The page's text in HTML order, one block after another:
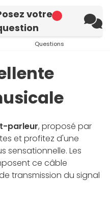
votre
Questions
parleur, proposé par
et profitez d'une
sensationnelle. Les
ce câble
transmission du signal